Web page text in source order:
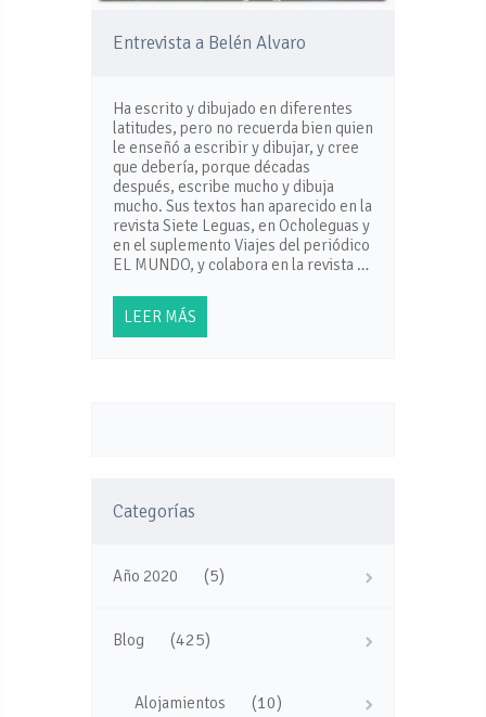
Entrevista a Belén Alvaro
Ha escrito y dibujado en diferentes
latitudes, pero no recuerda bien quien
le enseñó a escribir y dibujar, y cree
que debería, porque décadas
después, escribe mucho y dibuja
mucho. Sus textos han aparecido en la
revista Siete Leguas, en Ocholeguas y
en el suplemento Viajes del periódico
EL MUNDO, y colabora en la revista …
LEER MÁS
Categorías
Año 2020 (5)
Blog (425)
Alojamientos (10)